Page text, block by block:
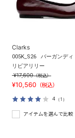
Clarks
005K_S26 バーガンディ
リビアリリー
¥17,600（税込）
¥10,560 （税込）
4 （1）
アイテムを選んで比較